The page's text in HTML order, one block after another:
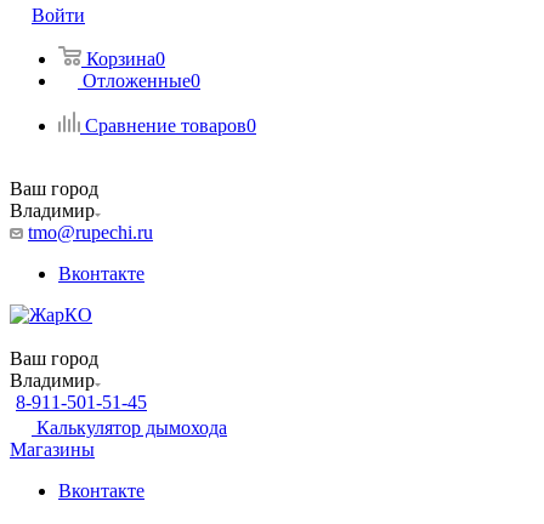
Войти
Корзина0
Отложенные0
Сравнение товаров0
Ваш город
Владимир
tmo@rupechi.ru
Вконтакте
Ваш город
Владимир
8-911-501-51-45
Калькулятор дымохода
Магазины
Вконтакте